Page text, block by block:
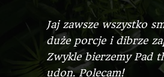
Jaj zawsze wszystko
duże porcje i dibrze
Zwykle bierzemy Pad
udon. Polecam!